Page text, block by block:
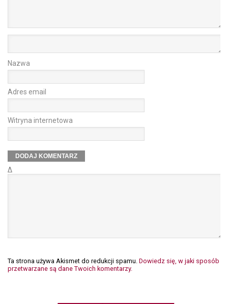
Nazwa
Adres email
Witryna internetowa
Δ
Ta strona używa Akismet do redukcji spamu. Dowiedz się, w jaki sposób
przetwarzane są dane Twoich komentarzy.